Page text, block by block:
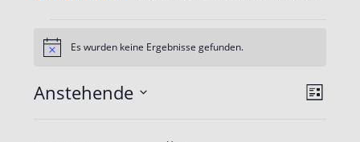
HinweisEs wurden keine Ergebnisse gefunden.
Liste
Anstehende